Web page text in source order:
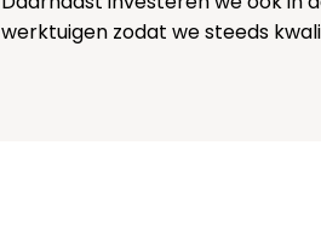
werktuigen zodat we steeds